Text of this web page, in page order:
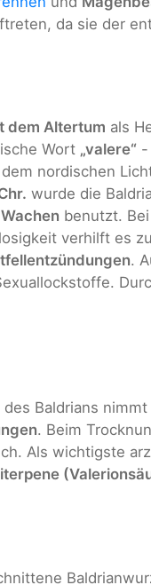
da sie der
dem Altertum als
Wort „valere“ -
nordischen
wurde die
benutzt.
verhilft es
.
des Baldrians
. Beim
Als wichtigste